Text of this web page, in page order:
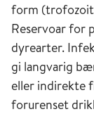
form
Reservoar for
dyrearter.
gi langvarig
eller indirekte
forurenset